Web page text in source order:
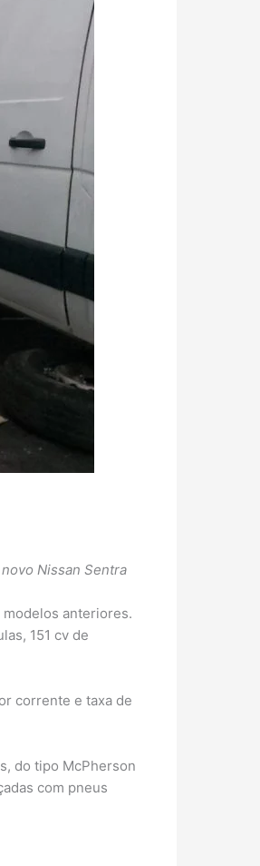
Nissan Sentra
modelos anteriores.
151 cv de
corrente e taxa de
do tipo McPherson
com pneus